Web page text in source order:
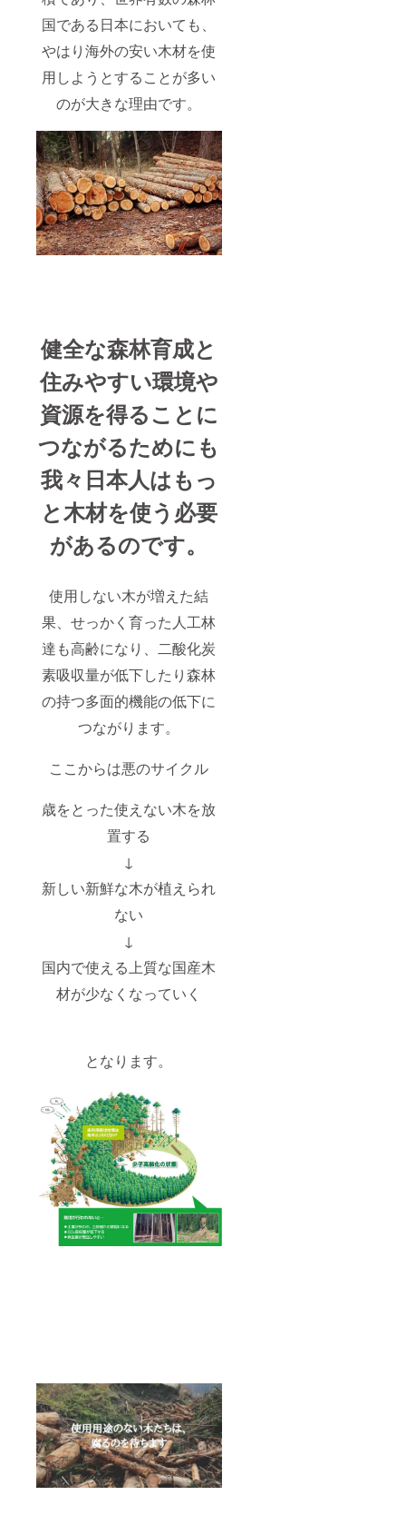
国である日本においても、
やはり海外の安い木材を使
用しようとすることが多い
のが大きな理由です。
健全な森林育成と
住みやすい環境や
資源を得ることに
つながるためにも
我々日本人はもっ
と木材を使う必要
があるのです。
使用しない木が増えた結
果、せっかく育った人工林
達も高齢になり、二酸化炭
素吸収量が低下したり森林
の持つ多面的機能の低下に
つながります。
ここからは悪のサイクル
歳をとった使えない木を放
置する
↓
新しい新鮮な木が植えられ
ない
↓
国内で使える上質な国産木
材が少なくなっていく
となります。